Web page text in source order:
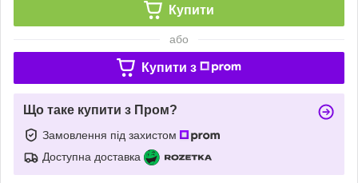
Купити
або
Купити з
Що таке купити з Пром?
Замовлення під захистом
Доступна доставка